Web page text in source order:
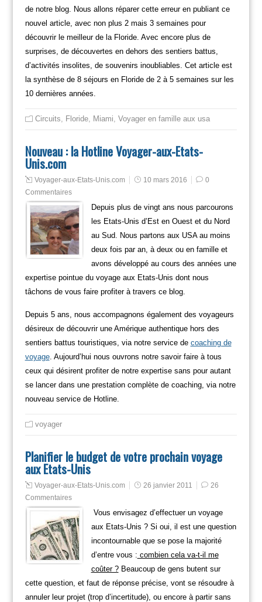
de notre blog. Nous allons réparer cette erreur en publiant ce
nouvel article, avec non plus 2 mais 3 semaines pour
découvrir le meilleur de la Floride. Avec encore plus de
surprises, de découvertes en dehors des sentiers battus,
d’activités insolites, de souvenirs inoubliables. Cet article est
la synthèse de 8 séjours en Floride de 2 à 5 semaines sur les
10 dernières années.
Circuits Floride, Miami Voyager en famille aux usa
Nouveau : la Hotline Voyager-aux-Etats-
Unis.com
Voyager-aux-Etats-Unis.com 10 mars 2016
0
Commentaires
Depuis plus de vingt ans nous parcourons
les Etats-Unis d’Est en Ouest et du Nord
au Sud. Nous partons aux USA au moins
deux fois par an, à deux ou en famille et
avons développé au cours des années une
expertise pointue du voyage aux Etats-Unis dont nous
tâchons de vous faire profiter à travers ce blog.
Depuis 5 ans, nous accompagnons également des voyageurs
désireux de découvrir une Amérique authentique hors des
sentiers battus touristiques, via notre service de coaching de
voyage. Aujourd’hui nous ouvrons notre savoir faire à tous
ceux qui désirent profiter de notre expertise sans pour autant
se lancer dans une prestation complète de coaching, via notre
nouveau service de Hotline.
voyager
Planifier le budget de votre prochain voyage
aux Etats-Unis
Voyager-aux-Etats-Unis.com 26 janvier 2011
26
Commentaires
Vous envisagez d’effectuer un voyage
aux Etats-Unis ? Si oui, il est une question
incontournable que se pose la majorité
d’entre vous : combien cela va-t-il me
coûter ?Beaucoup de gens butent sur
cette question, et faut de réponse précise, vont se résoudre à
annuler leur projet (trop d’incertitude), ou encore à partir sans